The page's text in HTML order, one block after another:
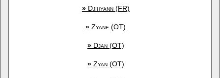
»Djihyann (FR)
» Zyane (OT)
»Djan (OT)
»Zyan (OT)